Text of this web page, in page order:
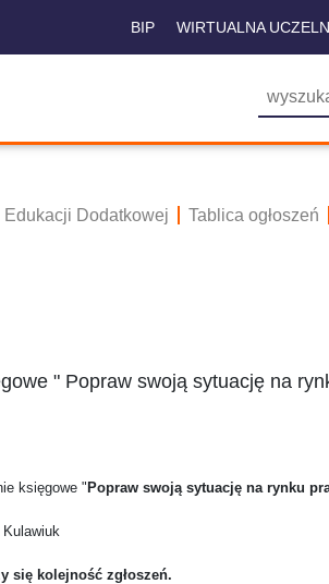
BIP WIRTUALNA
Edukacji Dodatkowej Tablica ogłoszeń
" Popraw swoją sytuację na
księgowe " Popraw swoją sytuację na rynku
się kolejność zgłoszeń.